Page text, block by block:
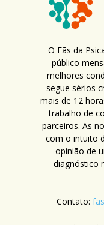
O Fãs da
público
melhores
segue sérios
mais de 12
trabalho de
parceiros. As
com o intuito
opinião de
diagnóstico
Contato: